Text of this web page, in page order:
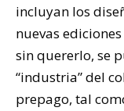
incluyan los
nuevas
sin quererlo, se
“industria” del
prepago, tal